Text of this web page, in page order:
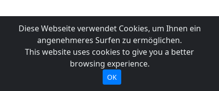
Diese Webseite verwendet Cookies, um Ihnen ein
angenehmeres Surfen zu ermöglichen.
This website uses cookies to give you a better
browsing experience.
OK